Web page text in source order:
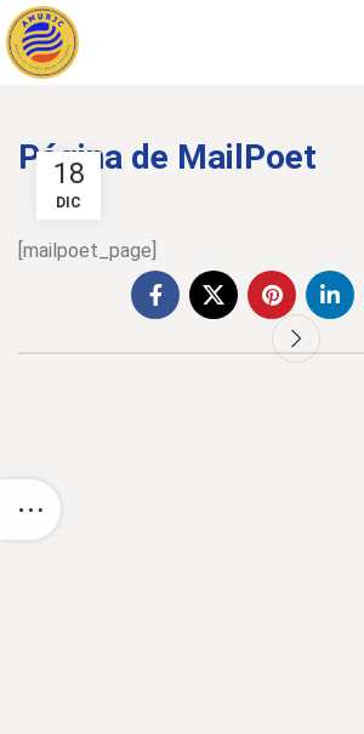
Página de MailPoet
18
DIC
[mailpoet_page]